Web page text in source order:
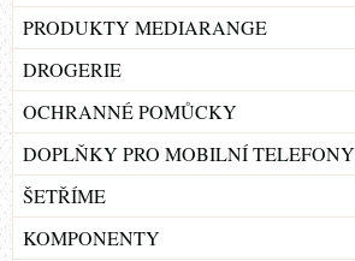
PRODUKTY MEDIARANGE
DROGERIE
OCHRANNÉ POMŮCKY
DOPLŇKY PRO MOBILNÍ TELEFONY
ŠETŘÍME
KOMPONENTY